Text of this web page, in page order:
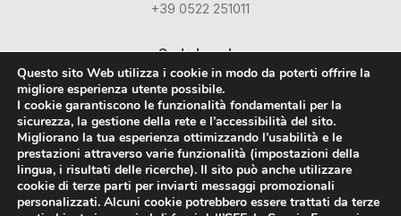
+39 0522 251011
Sede Legale:
Via Industriale dell’Isola, 3
24040 Chignolo d’Isola (BG)
Social
Facebook
Questo sito Web utilizza i cookie in modo da poterti offrire la
migliore esperienza utente possibile.
I cookie garantiscono le funzionalità fondamentali per la
sicurezza, la gestione della rete e l’accessibilità del sito.
Migliorano la tua esperienza ottimizzando l’usabilità e le
prestazioni attraverso varie funzionalità (impostazioni della
lingua, i risultati delle ricerche). Il sito può anche utilizzare
cookie di terze parti per inviarti messaggi promozionali
personalizzati. Alcuni cookie potrebbero essere trattati da terze